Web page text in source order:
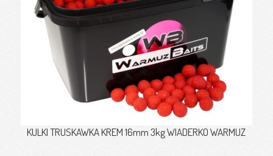
KULKI TRUSKAWKA KREM 16mm 3kg WIADERKO WARMUZ